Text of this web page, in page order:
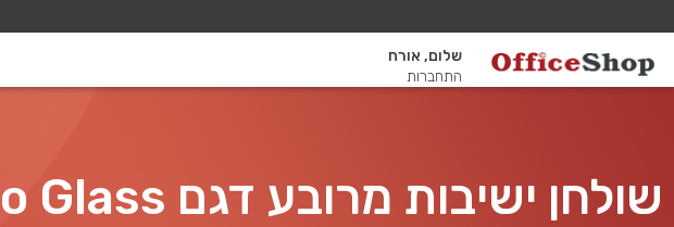
שלום, אורח
התחברות
שולחן ישיבות מרובע דגם Moro Glass רגל שחורה זכוכית אפורה